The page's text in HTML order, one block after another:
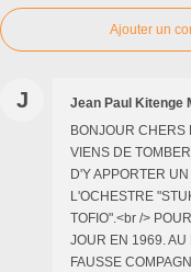
Ajouter un
J Jean Paul Kitenge
BONJOUR CHERS
VIENS DE
D'Y APPORTER
L'OCHESTRE
TOFIO".<br />
JOUR EN 1969. AU
FAUSSE